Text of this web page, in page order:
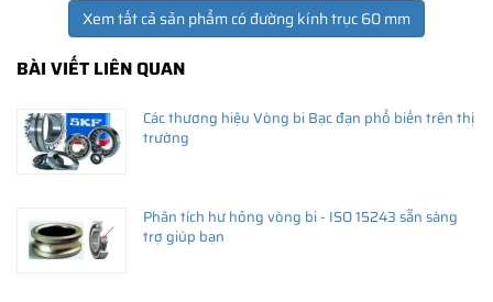
Xem tất cả sản phẩm có đường kính trục 60 mm
BÀI VIẾT LIÊN QUAN
Các thương hiệu Vòng bi Bạc đạn phổ biến trên thị
trường
Phân tích hư hỏng vòng bi - ISO 15243 sẵn sàng
trợ giúp bạn